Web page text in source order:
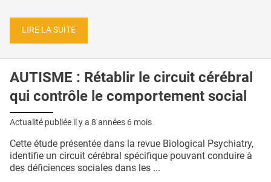
LIRE LA SUITE
AUTISME : Rétablir le circuit cérébral
qui contrôle le comportement social
Actualité publiée il y a 8 années 6 mois
Cette étude présentée dans la revue Biological Psychiatry,
identifie un circuit cérébral spécifique pouvant conduire à
des déficiences sociales dans les ...